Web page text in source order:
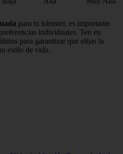
para tu hámster, es importante
individuales. Ten en
para garantizar que elijas la
estilo de vida.